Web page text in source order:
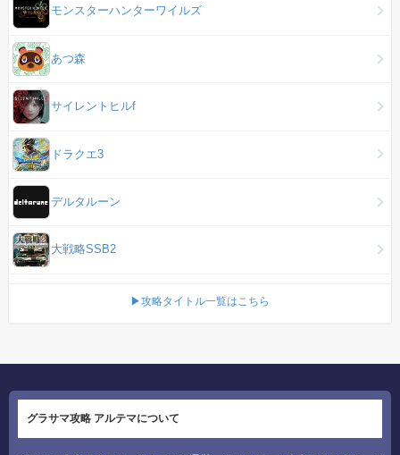
モンスターハンターワイルズ
あつ森
サイレントヒルf
ドラクエ3
デルタルーン
大戦略SSB2
▶攻略タイトル一覧はこちら
グラサマ攻略 アルテマについて